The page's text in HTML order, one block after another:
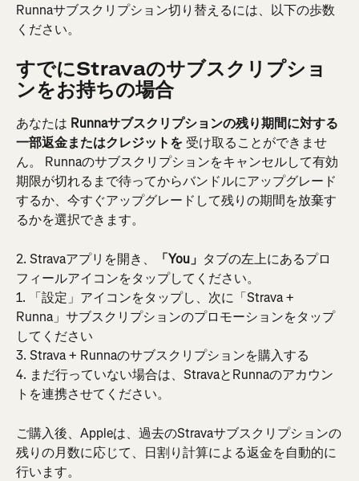
Runnaサブスクリプション切り替えるには、以下の歩数
ください。
すでにStravaのサブスクリプショ
ンをお持ちの場合
あなたは Runnaサブスクリプションの残り期間に対する
一部返金またはクレジットを 受け取ることができませ
ん。 Runnaのサブスクリプションをキャンセルして有効
期限が切れるまで待ってからバンドルにアップグレード
するか、今すぐアップグレードして残りの期間を放棄す
るかを選択できます。
2. Stravaアプリを開き、 「You」 タブの左上にあるプロ
フィールアイコンをタップしてください。
1. 「設定」アイコンをタップし、次に「Strava +
Runna」サブスクリプションのプロモーションをタップ
してください
3. Strava + Runnaのサブスクリプションを購入する
4. まだ行っていない場合は、StravaとRunnaのアカウン
トを連携させてください。
ご購入後、Appleは、過去のStravaサブスクリプションの
残りの月数に応じて、日割り計算による返金を自動的に
行います。